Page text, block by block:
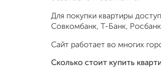
Для покупки квартиры
Совкомбанк, Т-Банк,
Сайт работает во многих
Сколько стоит купить